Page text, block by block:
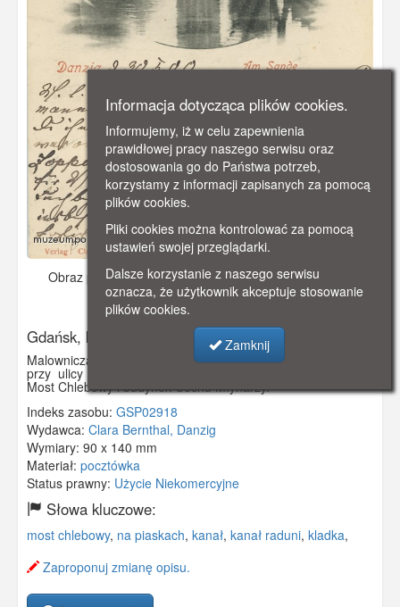
Obraz pochodzi zok. 1900 r. Dodano: 2021-11-08 12:15
Wyświetlono: 2835
Gdańsk, kładka przez Kanał Raduni
Malownicza kładka przez Radunię. Kładka znajdowała się
przy ulicy Na Piaskach (Am Sande). Za kładką widoczny
Most Chlebowy i budynek Cechu Młynarzy.
Indeks zasobu: GSP02918
Wydawca: Clara Bernthal, Danzig
Wymiary: 90 x 140 mm
Materiał: pocztówka
Status prawny: Użycie Niekomercyjne
Słowa kluczowe:
most chlebowy, na piaskach, kanał, kanał raduni, kladka,
Zaproponuj zmianę opisu.
Informacja dotycząca plików cookies.
Informujemy, iż w celu zapewnienia
prawidłowej pracy naszego serwisu oraz
dostosowania go do Państwa potrzeb,
korzystamy z informacji zapisanych za pomocą
plików cookies.
Pliki cookies można kontrolować za pomocą
ustawień swojej przeglądarki.
Dalsze korzystanie z naszego serwisu
oznacza, że użytkownik akceptuje stosowanie
plików cookies.
Zamknij